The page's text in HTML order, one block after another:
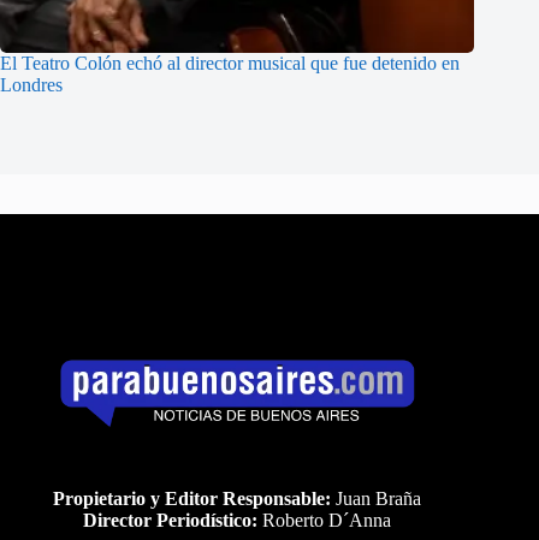
El Teatro Colón echó al director musical que fue detenido en
Londres
Propietario y Editor Responsable: Juan Braña
Director Periodístico: Roberto D´Anna